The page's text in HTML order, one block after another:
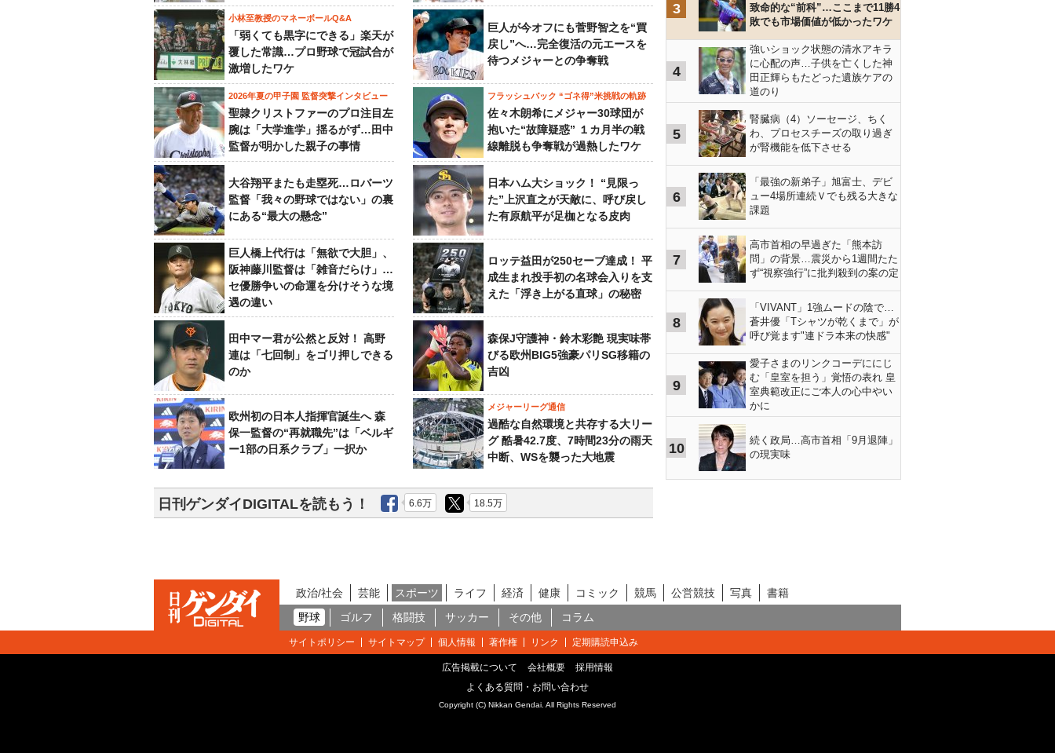
小林至教授のマネーボールQ&A
「弱くても黒字にできる」楽天が
覆した常識…プロ野球で冠試合が
激増したワケ
巨人が今オフにも菅野智之を“買
戻し”へ…完全復活の元エースを
待つメジャーとの争奪戦
2026年夏の甲子園 監督突撃インタビュー
聖隷クリストファーのプロ注目左
腕は「大学進学」揺るがず…田中
監督が明かした親子の事情
フラッシュバック “ゴネ得”米挑戦の軌跡
佐々木朗希にメジャー30球団が
抱いた“故障疑惑” １カ月半の戦
線離脱も争奪戦が過熱したワケ
大谷翔平またも走塁死…ロバーツ
監督「我々の野球ではない」の裏
にある“最大の懸念”
日本ハム大ショック！ “見限っ
た”上沢直之が天敵に、呼び戻し
た有原航平が足枷となる皮肉
巨人橋上代行は「無欲で大胆」、
阪神藤川監督は「雑音だらけ」…
セ優勝争いの命運を分けそうな境
遇の違い
ロッテ益田が250セーブ達成！ 平
成生まれ投手初の名球会入りを支
えた「浮き上がる直球」の秘密
田中マー君が公然と反対！ 高野
連は「七回制」をゴリ押しできる
のか
森保J守護神・鈴木彩艶 現実味帯
びる欧州BIG5強豪パリSG移籍の
吉凶
欧州初の日本人指揮官誕生へ 森
保一監督の“再就職先”は「ベルギ
ー1部の日系クラブ」一択か
メジャーリーグ通信
過酷な自然環境と共存する大リー
グ 酷暑42.7度、7時間23分の雨天
中断、WSを襲った大地震
日刊ゲンダイDIGITALを読もう！ 6.6万 18.5万
3
致命的な“前科”…ここまで11勝4
敗でも市場価値が低かったワケ
4
強いショック状態の清水アキラ
に心配の声…子供を亡くした神
田正輝らもたどった遺族ケアの
道のり
5
腎臓病（4）ソーセージ、ちく
わ、プロセスチーズの取り過ぎ
が腎機能を低下させる
6
「最強の新弟子」旭富士、デビ
ュー4場所連続Ｖでも残る大きな
課題
7
高市首相の早過ぎた「熊本訪
問」の背景…震災から1週間たた
ず“視察強行”に批判殺到の案の定
8
「VIVANT」1強ムードの陰で…
蒼井優「Tシャツが乾くまで」が
呼び覚ます"連ドラ本来の快感"
9
愛子さまのリンクコーデににじ
む「皇室を担う」覚悟の表れ 皇
室典範改正にご本人の心中やい
かに
10
続く政局…高市首相「9月退陣」
の現実味
政治/社会 芸能 スポーツ ライフ 経済 健康 コミック 競馬 公営競技 写真
書籍
野球
ゴルフ 格闘技 サッカー その他 コラム
サイトポリシー サイトマップ 個人情報 著作権 リンク 定期購読申込み
広告掲載について 会社概要
採用情報
よくある質問・お問い合わせ
Copyright (C) Nikkan Gendai. All Rights Reserved